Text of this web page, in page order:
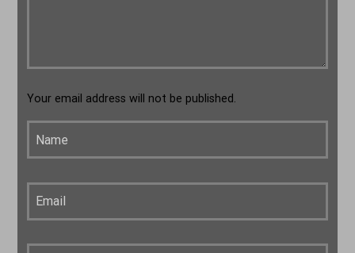
Your email address will not be published.